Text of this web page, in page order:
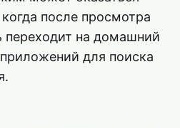
после просмотра
переходит на домашний
для поиска